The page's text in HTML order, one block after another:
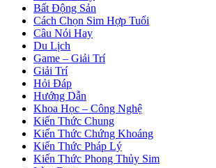
Bất Động Sản
Cách Chọn Sim Hợp Tuổi
Câu Nói Hay
Du Lịch
Game – Giải Trí
Giải Trí
Hỏi Đáp
Hướng Dẫn
Khoa Học – Công Nghệ
Kiến Thức Chung
Kiến Thức Chứng Khoáng
Kiến Thức Pháp Lý
Kiến Thức Phong Thủy Sim